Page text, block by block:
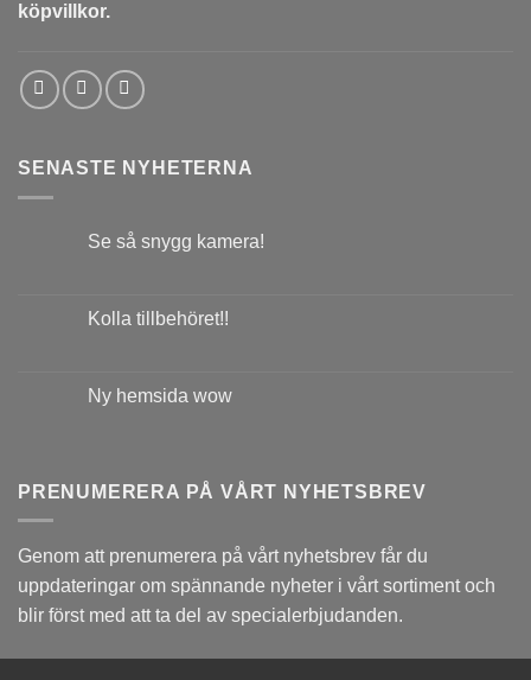
köpvillkor.
SENASTE NYHETERNA
Se så snygg kamera!
Kolla tillbehöret!!
Ny hemsida wow
PRENUMERERA PÅ VÅRT NYHETSBREV
Genom att prenumerera på vårt nyhetsbrev får du
uppdateringar om spännande nyheter i vårt sortiment och
blir först med att ta del av specialerbjudanden.